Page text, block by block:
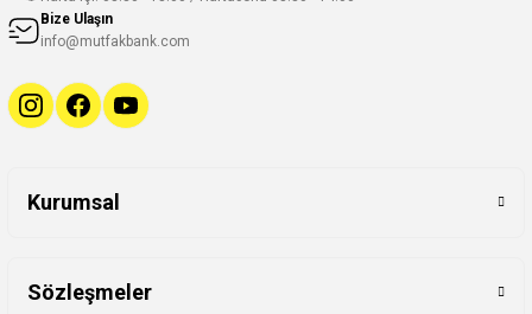
Bize Ulaşın
info@mutfakbank.com
Kurumsal
Sözleşmeler